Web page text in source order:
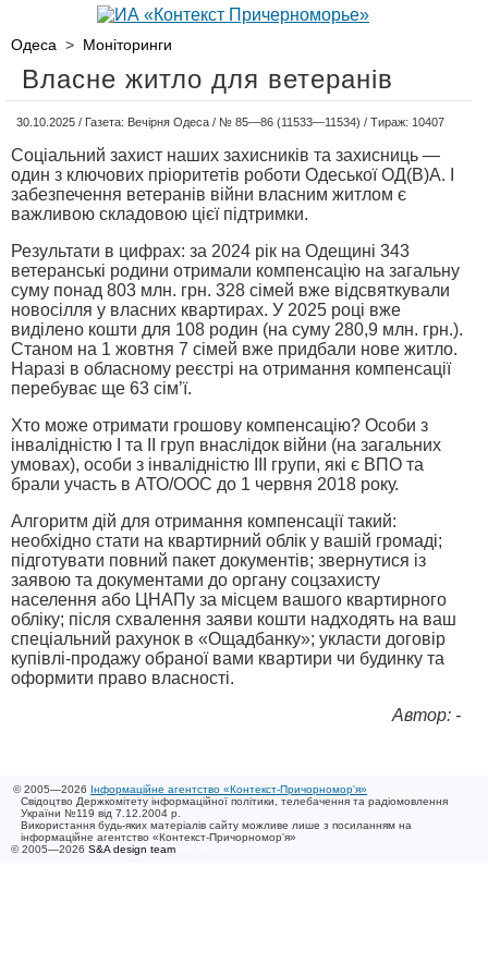
Одеса > Моніторинги
Власне житло для ветеранів
30.10.2025 / Газета: Вечірня Одеса / № 85—86 (11533—11534) / Тираж: 10407
Соціальний захист наших захисників та захисниць —
один з ключових пріоритетів роботи Одеської ОД(В)А. І
забезпечення ветеранів війни власним житлом є
важливою складовою цієї підтримки.
Результати в цифрах: за 2024 рік на Одещині 343
ветеранські родини отримали компенсацію на загальну
суму понад 803 млн. грн. 328 сімей вже відсвяткували
новосілля у власних квартирах. У 2025 році вже
виділено кошти для 108 родин (на суму 280,9 млн. грн.).
Станом на 1 жовтня 7 сімей вже придбали нове житло.
Наразі в обласному реєстрі на отримання компенсації
перебуває ще 63 сім’ї.
Хто може отримати грошову компенсацію? Особи з
інвалідністю I та II груп внаслідок війни (на загальних
умовах), особи з інвалідністю III групи, які є ВПО та
брали участь в АТО/ООС до 1 червня 2018 року.
Алгоритм дій для отримання компенсації такий:
необхідно стати на квартирний облік у вашій громаді;
підготувати повний пакет документів; звернутися із
заявою та документами до органу соцзахисту
населення або ЦНАПу за місцем вашого квартирного
обліку; після схвалення заяви кошти надходять на ваш
спеціальний рахунок в «Ощадбанку»; укласти договір
купівлі-продажу обраної вами квартири чи будинку та
оформити право власності.
Автор: -
© 2005—2026 Інформаційне агентство «Контекст-Причорномор'я»
Свідоцтво Держкомітету інформаційної політики, телебачення та радіомовлення
України №119 від 7.12.2004 р.
Використання будь-яких матеріалів сайту можливе лише з посиланням на
інформаційне агентство «Контекст-Причорномор'я»
© 2005—2026 S&A design team